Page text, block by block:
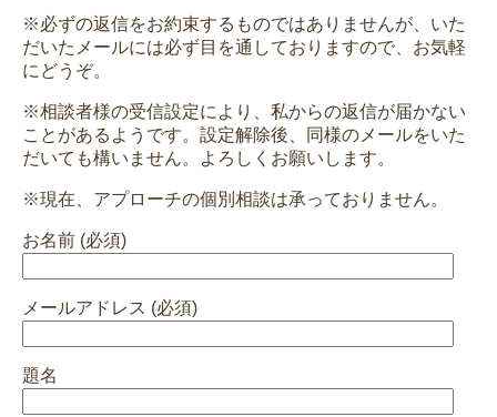
※必ずの返信をお約束するものではありませんが、いた
だいたメールには必ず目を通しておりますので、お気軽
にどうぞ。
※相談者様の受信設定により、私からの返信が届かない
ことがあるようです。設定解除後、同様のメールをいた
だいても構いません。よろしくお願いします。
※現在、アプローチの個別相談は承っておりません。
お名前 (必須)
メールアドレス (必須)
題名